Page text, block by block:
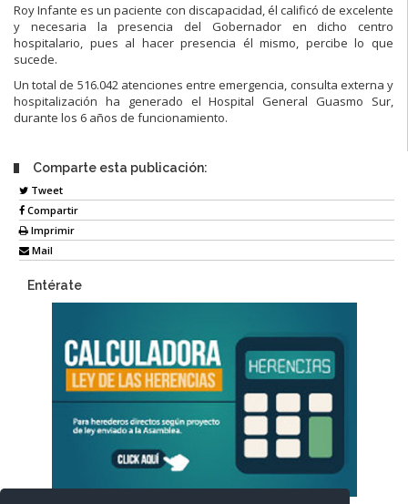
Roy Infante es un paciente con discapacidad, él calificó de excelente
y necesaria la presencia del Gobernador en dicho centro
hospitalario, pues al hacer presencia él mismo, percibe lo que
sucede.
Un total de 516.042 atenciones entre emergencia, consulta externa y
hospitalización ha generado el Hospital General Guasmo Sur,
durante los 6 años de funcionamiento.
Comparte esta publicación:
Tweet
Compartir
Imprimir
Mail
Entérate